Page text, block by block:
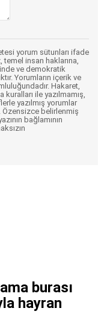
yorum sütunları ifade
temel insan haklarına,
ve demokratik
Yorumların içerik ve
Hakaret,
ile yazılmamış,
yazılmış yorumlar
Özensizce belirlenmiş
bağlamının
burası
hayran